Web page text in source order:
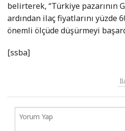
belirterek, “Türkiye pazarının
ardından ilaç fiyatlarını yüzde
önemli ölçüde düşürmeyi
[ssba]